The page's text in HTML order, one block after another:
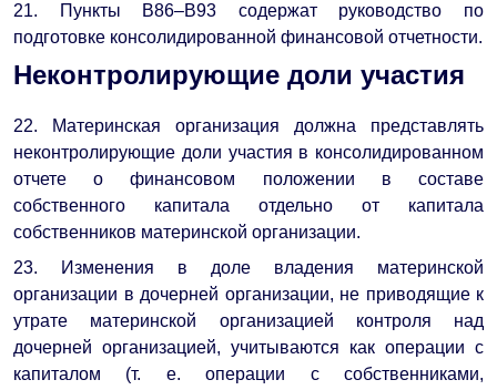
21. Пункты B86–B93 содержат руководство по
подготовке консолидированной финансовой отчетности.
Неконтролирующие доли участия
22. Материнская организация должна представлять
неконтролирующие доли участия в консолидированном
отчете о финансовом положении в составе
собственного капитала отдельно от капитала
собственников материнской организации.
23. Изменения в доле владения материнской
организации в дочерней организации, не приводящие к
утрате материнской организацией контроля над
дочерней организацией, учитываются как операции с
капиталом (т. е. операции с собственниками,